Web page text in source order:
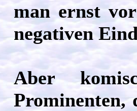
man ernst
negativen
Aber
Prominenten,